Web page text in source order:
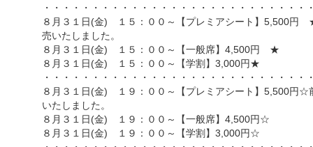
・・・・・・・・・・・・・・・・・・・・・・・・・・・
８月３１日(金) １５：００～【プレミアシート】5,500円
売いたしました。
８月３１日(金) １５：００～【一般席】4,500円 ★
８月３１日(金) １５：００～【学割】3,000円★
・・・・・・・・・・・・・・・・・・・・・・・・・・・
８月３１日(金) １９：００～【プレミアシート】5,500円☆
いたしました。
８月３１日(金) １９：００～【一般席】4,500円☆
８月３１日(金) １９：００～【学割】3,000円☆